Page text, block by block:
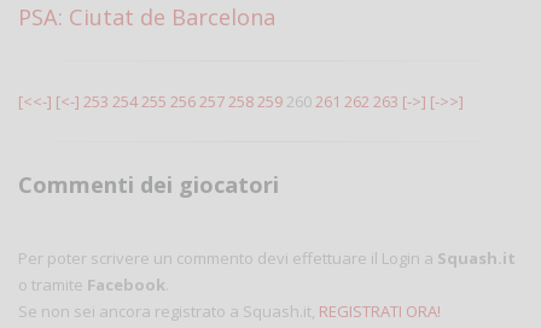
PSA: Ciutat de Barcelona
[<<-] [<-] 253 254255 256257258259 260261 262 263 [->] [->>]
Commenti dei giocatori
Per poter scrivere un commento devi effettuare il Login a Squash.it
o tramite Facebook.
Se non sei ancora registrato a Squash.it, REGISTRATI ORA!